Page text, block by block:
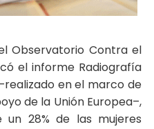
Observatorio Contra el
el informe Radiografía
en el marco de
de la Unión Europea–,
28% de las mujeres